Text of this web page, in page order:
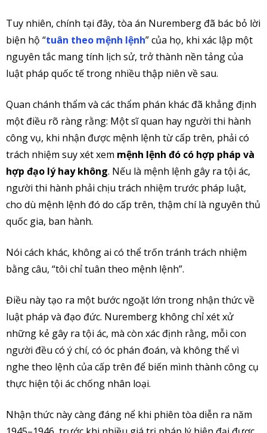
Tuy nhiên, chính tại đây, tòa án Nuremberg đã bác bỏ lời
biện hộ “tuân theo mệnh lệnh” của họ, khi xác lập một
nguyên tắc mang tính lịch sử, trở thành nền tảng của
luật pháp quốc tế trong nhiều thập niên về sau.
Quan chánh thẩm và các thẩm phán khác đã khẳng định
một điều rõ ràng rằng: Một sĩ quan hay người thi hành
công vụ, khi nhận được mệnh lệnh từ cấp trên, phải có
trách nhiệm suy xét xem mệnh lệnh đó có hợp pháp và
hợp đạo lý hay không. Nếu là mệnh lệnh gây ra tội ác,
người thi hành phải chịu trách nhiệm trước pháp luật,
cho dù mệnh lệnh đó do cấp trên, thậm chí là nguyên thủ
quốc gia, ban hành.
Nói cách khác, không ai có thể trốn tránh trách nhiệm
bằng câu, “tôi chỉ tuân theo mệnh lệnh”.
Điều này tạo ra một bước ngoặt lớn trong nhận thức về
luật pháp và đạo đức. Nuremberg không chỉ xét xử
những kẻ gây ra tội ác, mà còn xác định rằng, mỗi con
người đều có ý chí, có óc phán đoán, và không thể vì
nghe theo lệnh của cấp trên để biến mình thành công cụ
thực hiện tội ác chống nhân loại.
Nhận thức này càng đáng nể khi phiên tòa diễn ra năm